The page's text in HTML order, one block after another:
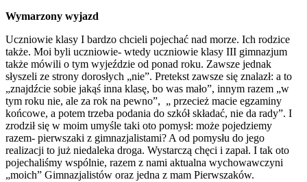
Wymarzony wyjazd
Uczniowie klasy I bardzo chcieli pojechać nad morze. Ich rodzice
także. Moi byli uczniowie- wtedy uczniowie klasy III gimnazjum
także mówili o tym wyjeździe od ponad roku. Zawsze jednak
słyszeli ze strony dorosłych „nie”. Pretekst zawsze się znalazł: a to
„znajdźcie sobie jakąś inna klasę, bo was mało”, innym razem „w
tym roku nie, ale za rok na pewno”, „ przecież macie egzaminy
końcowe, a potem trzeba podania do szkół składać, nie da rady”. I
zrodził się w moim umyśle taki oto pomysł: może pojedziemy
razem- pierwszaki z gimnazjalistami? A od pomysłu do jego
realizacji to już niedaleka droga. Wystarczą chęci i zapał. I tak oto
pojechaliśmy wspólnie, razem z nami aktualna wychowawczyni
„moich” Gimnazjalistów oraz jedna z mam Pierwszaków.